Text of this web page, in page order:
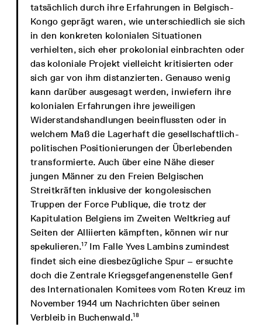
tatsächlich durch ihre Erfahrungen in Belgisch-
Kongo geprägt waren, wie unterschiedlich sie sich
in den konkreten kolonialen Situationen
verhielten, sich eher prokolonial einbrachten oder
das koloniale Projekt vielleicht kritisierten oder
sich gar von ihm distanzierten. Genauso wenig
kann darüber ausgesagt werden, inwiefern ihre
kolonialen Erfahrungen ihre jeweiligen
Widerstandshandlungen beeinflussten oder in
welchem Maß die Lagerhaft die gesellschaftlich-
politischen Positionierungen der Überlebenden
transformierte. Auch über eine Nähe dieser
jungen Männer zu den Freien Belgischen
Streitkräften inklusive der kongolesischen
Truppen der Force Publique, die trotz der
Kapitulation Belgiens im Zweiten Weltkrieg auf
Seiten der Alliierten kämpften, können wir nur
spekulieren.17 Im Falle Yves Lambins zumindest
findet sich eine diesbezügliche Spur – ersuchte
doch die Zentrale Kriegsgefangenenstelle Genf
des Internationalen Komitees vom Roten Kreuz im
November 1944 um Nachrichten über seinen
Verbleib in Buchenwald.18